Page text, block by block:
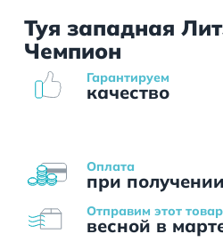
Туя западная
Чемпион
Оплата
при
Гарантируем
качество
Отправим этот
весной в